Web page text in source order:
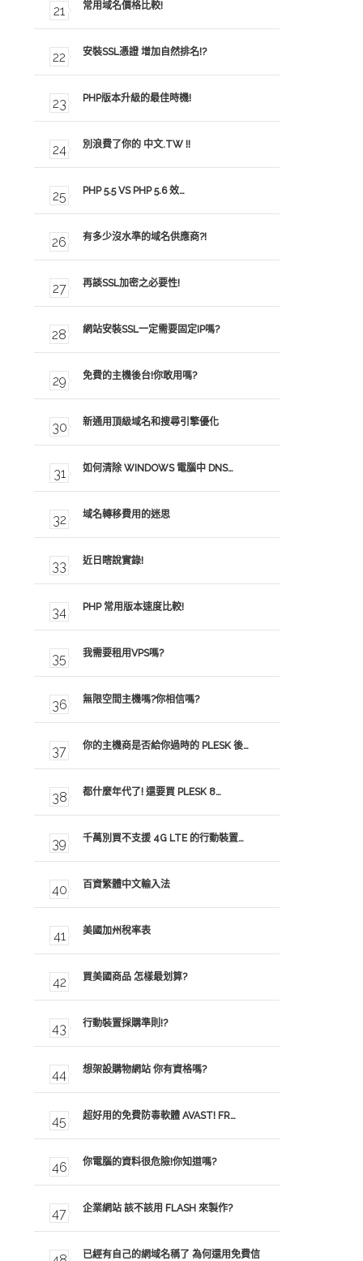
常用域名價格比較!
安裝SSL憑證 增加自然排名!?
PHP版本升級的最佳時機!
別浪費了你的 中文.TW !!
PHP 5.5 VS PHP 5.6 效…
有多少沒水準的域名供應商?!
再談SSL加密之必要性!
網站安裝SSL一定需要固定IP嗎?
免費的主機後台!你敢用嗎?
新通用頂級域名和搜尋引擎優化
如何清除 WINDOWS 電腦中 DNS…
域名轉移費用的迷思
近日瞎說實錄!
PHP 常用版本速度比較!
我需要租用VPS嗎?
無限空間主機嗎?你相信嗎?
你的主機商是否給你過時的 PLESK 後…
都什麼年代了! 還要買 PLESK 8…
千萬別買不支援 4G LTE 的行動裝置…
百資繁體中文輸入法
美國加州稅率表
買美國商品 怎樣最划算?
行動裝置採購準則!?
想架設購物網站 你有資格嗎?
超好用的免費防毒軟體 AVAST! FR…
你電腦的資料很危險!你知道嗎?
企業網站 該不該用 FLASH 來製作?
已經有自己的網域名稱了 為何還用免費信